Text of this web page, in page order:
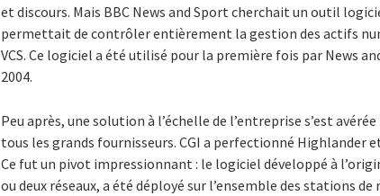
et discours. Mais BBC News and Sport cherchait un outil
permettait de contrôler entièrement la gestion des actifs
VCS. Ce logiciel a été utilisé pour la première fois par News
2004.
Peu après, une solution à l’échelle de l’entreprise s’est
tous les grands fournisseurs. CGI a perfectionné Highlander
Ce fut un pivot impressionnant : le logiciel développé à
ou deux réseaux, a été déployé sur l’ensemble des stations